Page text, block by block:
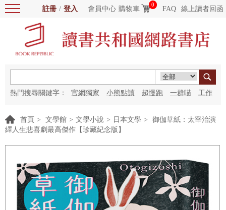
註冊 / 登入 會員中心 購物車
0
FAQ 線上讀者回函
熱門搜尋關鍵字： 官網獨家 小熊點讀 超慢跑 一群喵 工作
首頁 > 文學館 > 文學小說 > 日本文學 >
御伽草紙：太宰治演
繹人生悲喜劇最高傑作【珍藏紀念版】